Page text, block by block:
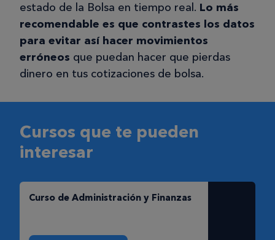
estado de la Bolsa en tiempo real. Lo más
recomendable es que contrastes los datos
para evitar así hacer movimientos
erróneos que puedan hacer que pierdas
dinero en tus cotizaciones de bolsa.
Cursos que te pueden
interesar
Curso de Administración y Finanzas